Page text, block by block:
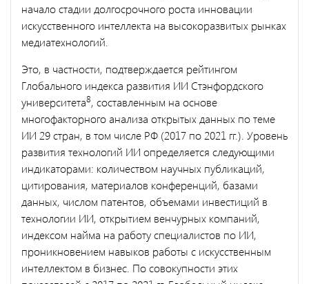
начало стадии долгосрочного роста инновации
искусственного интеллекта на высокоразвитых рынках
медиатехнологий.
Это, в частности, подтверждается рейтингом
Глобального индекса развития ИИ Стэнфордского
университета8, составленным на основе
многофакторного анализа открытых данных по теме
ИИ 29 стран, в том числе РФ (2017 по 2021 гг.). Уровень
развития технологий ИИ определяется следующими
индикаторами: количеством научных публикаций,
цитирования, материалов конференций, базами
данных, числом патентов, объемами инвестиций в
технологии ИИ, открытием венчурных компаний,
индексом найма на работу специалистов по ИИ,
проникновением навыков работы с искусственным
интеллектом в бизнес. По совокупности этих